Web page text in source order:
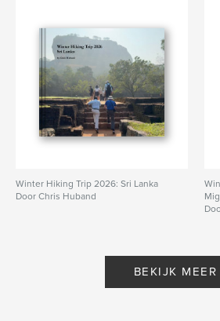
Winter Hiking Trip 2026: Sri Lanka
Door Chris Huband
BEKIJK MEER